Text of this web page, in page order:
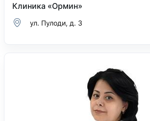
Клиника «Ормин»
ул. Пулоди, д. 3